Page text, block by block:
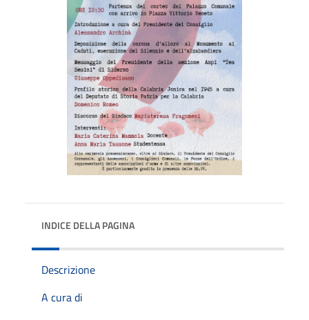
INDICE DELLA PAGINA
Descrizione
A cura di